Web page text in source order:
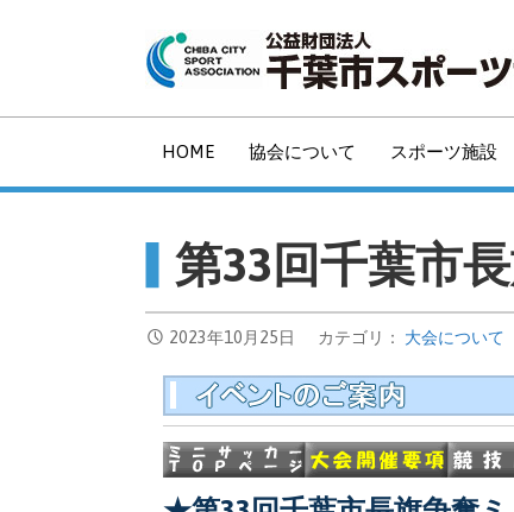
ン
へ
HOME 協会について スポーツ施設
第33回千葉市
2023年10月25日 カテゴリ： 大会について